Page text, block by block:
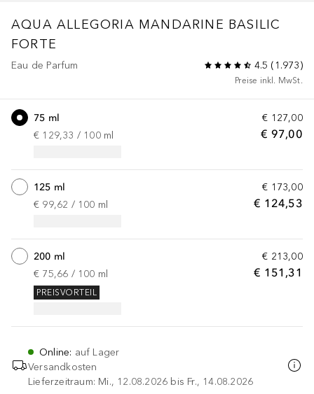
AQUA ALLEGORIA MANDARINE BASILIC
FORTE
Eau de Parfum 4.5 ( 1.973)
Preise inkl. MwSt.
€ 127,00
€ 97,00
75 ml
€ 129,33 / 100 ml
€ 173,00
€ 124,53
125 ml
€ 99,62 / 100 ml
€ 213,00
€ 151,31
200 ml
€ 75,66 / 100 ml
PREISVORTEIL
Online: auf Lager
Versandkosten
Lieferzeitraum: Mi., 12.08.2026 bis Fr., 14.08.2026